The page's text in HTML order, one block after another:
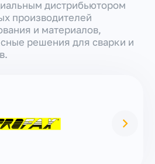
дистрибьютором
производителей
и материалов,
решения для сварки и